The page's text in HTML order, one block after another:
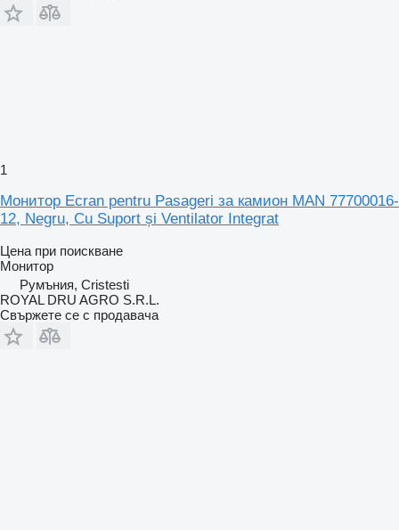
1
Монитор Ecran pentru Pasageri за камион MAN 77700016-
12, Negru, Cu Suport și Ventilator Integrat
Цена при поискване
Монитор
Румъния, Cristesti
ROYAL DRU AGRO S.R.L.
Свържете се с продавача